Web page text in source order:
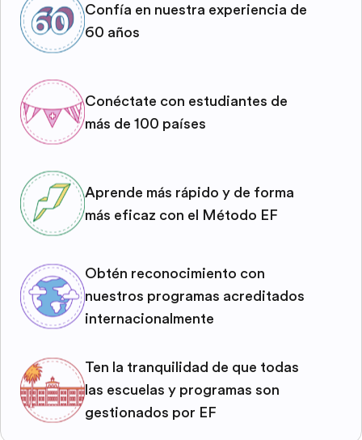
Confía en nuestra experiencia de
60 años
Conéctate con estudiantes de
más de 100 países
Aprende más rápido y de forma
más eficaz con el Método EF
Obtén reconocimiento con
nuestros programas acreditados
internacionalmente
Ten la tranquilidad de que todas
las escuelas y programas son
gestionados por EF